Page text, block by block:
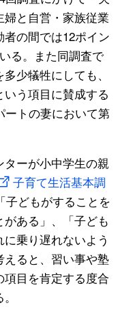
と自営・家族従業
の間では12ポイン
る。また同調査で
少犠牲にしても、
う項目に賛成する
ートの妻において第
ーが小中学生の親
子育て生活基本調
子どもがすることを
ある」、「子ども
乗り遅れないよう
ると、習い事や塾
目を肯定する度合